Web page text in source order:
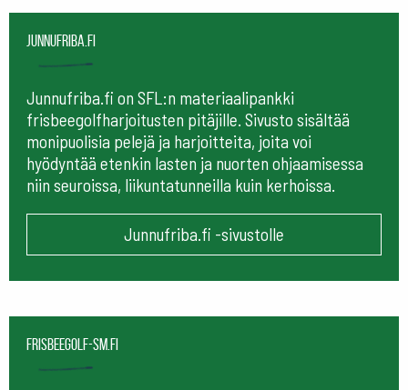
Junnufriba.fi
Junnufriba.fi on SFL:n materiaalipankki
frisbeegolfharjoitusten pitäjille. Sivusto sisältää
monipuolisia pelejä ja harjoitteita, joita voi
hyödyntää etenkin lasten ja nuorten ohjaamisessa
niin seuroissa, liikuntatunneilla kuin kerhoissa.
Junnufriba.fi -sivustolle
frisbeegolf-sm.fi